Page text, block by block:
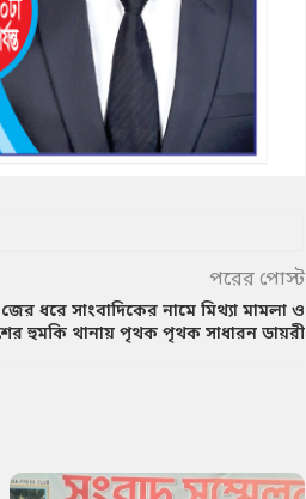
পরের পোস্ট
ধরে সাংবাদিকের নামে মিথ্যা মামলা ও
হুমকি থানায় পৃথক পৃথক সাধারন ডায়রী